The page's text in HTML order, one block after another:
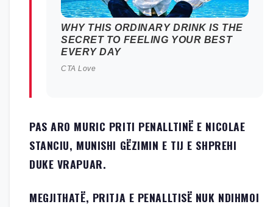
PAS ARO MURIC PRITI PENALLTINË E NICOLAE
STANCIU, MUNISHI GËZIMIN E TIJ E SHPREHI
DUKE VRAPUAR.
MEGJITHATË, PRITJA E PENALLTISË NUK NDIHMOI